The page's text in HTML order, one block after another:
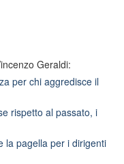
Geraldi:
per chi aggredisce il
rispetto al passato, i
la pagella per i dirigenti